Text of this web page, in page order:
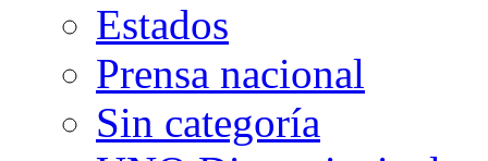
Estados
Prensa nacional
Sin categoría